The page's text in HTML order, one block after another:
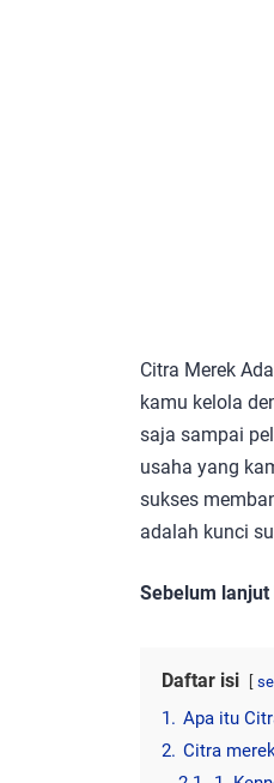
Citra Merek
kamu kelola
saja sampai
usaha yang
sukses
adalah kunci
Sebelum lanjut
Daftar isi
1. Apa itu
2. Citra